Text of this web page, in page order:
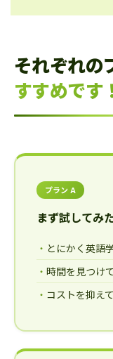
それぞれの
すすめです
プラン A
まず試してみ
とにかく英語
時間を見つけ
コストを抑え